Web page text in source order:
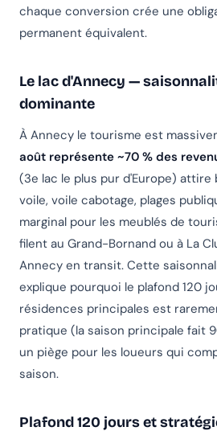
chaque conversion crée une
permanent équivalent.
Le lac d'Annecy —
dominante
À Annecy le tourisme est
août représente ~70 % des
(3e lac le plus pur d'Europe) attire
voile, voile cabotage, plages
marginal pour les meublés de
filent au Grand-Bornand ou à La
Annecy en transit. Cette
explique pourquoi le plafond 120
résidences principales est
pratique (la saison principale fait
un piège pour les loueurs qui
saison.
Plafond 120 jours et